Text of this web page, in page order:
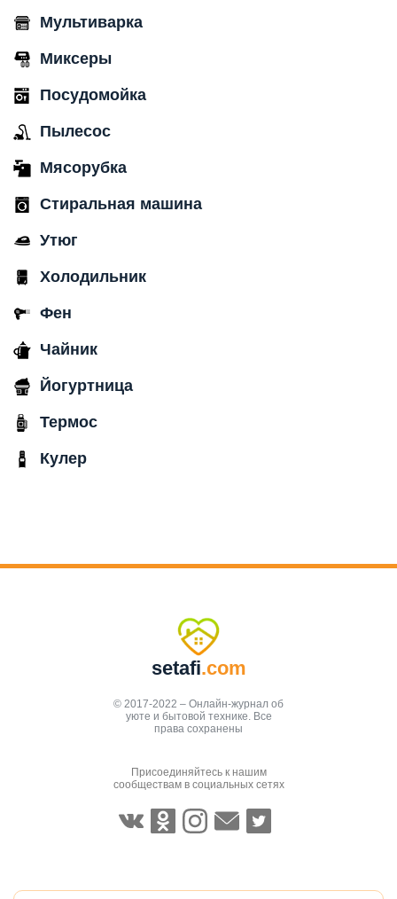
Мультиварка
Миксеры
Посудомойка
Пылесос
Мясорубка
Стиральная машина
Утюг
Холодильник
Фен
Чайник
Йогуртница
Термос
Кулер
setafi.com
© 2017-2022 – Онлайн-журнал об
уюте и бытовой технике. Все
права сохранены
Присоединяйтесь к нашим
сообществам в социальных сетях